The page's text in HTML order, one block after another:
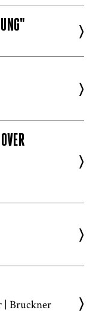
>
>
>
>
| Bruckner >